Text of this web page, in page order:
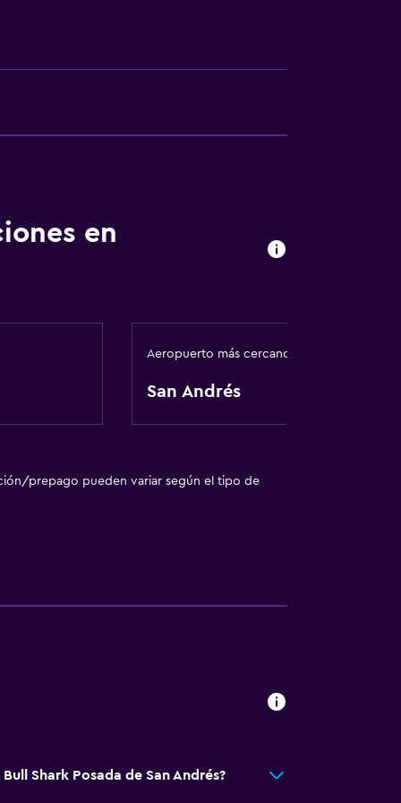
en
Aeropuerto más cercano
San Andrés
prepago pueden variar según el tipo de
Shark Posada de San Andrés?